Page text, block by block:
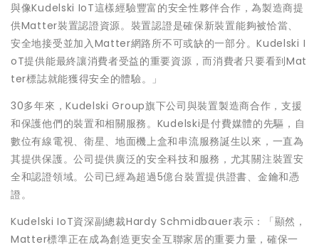
與像Kudelski IoT這樣經驗豐富的安全性夥伴合作，為製造商提
供Matter裝置認證資源。裝置認證是確保新裝置能夠被恰當、
安全地接受並加入Matter網路所不可或缺的一部分。Kudelski I
oT提供能最終讓消費者受益的重要資源，而消費者只要看到Mat
ter標誌就能獲得安全的體驗。」
30多年來，Kudelski Group旗下公司與裝置製造商合作，支援
和保護他們的裝置和相關服務。Kudelski是付費媒體的先驅，自
數位有線電視、衛星、地面機上盒和串流服務誕生以來，一直為
其提供保護。公司提供廣泛的安全科技和服務，尤其關注裝置安
全和認證領域。公司已經為超過5億台裝置提供證書、金鑰和憑
證。
Kudelski IoT資深副總裁Hardy Schmidbauer表示：「顯然，
Matter標準正在成為創造更安全互聯家居的重要力量，確保一